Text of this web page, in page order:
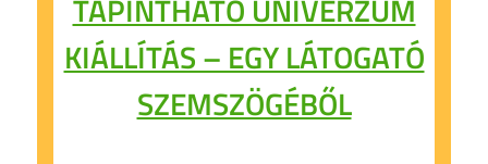
TAPINTHATÓ UNIVERZUM
KIÁLLÍTÁS – EGY LÁTOGATÓ
SZEMSZÖGÉBŐL